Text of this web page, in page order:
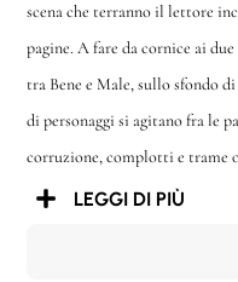
scena che terranno il lettore
pagine. A fare da cornice ai
tra Bene e Male, sullo sfondo
di personaggi si agitano fra le
corruzione, complotti e trame
LEGGI DI PIÙ